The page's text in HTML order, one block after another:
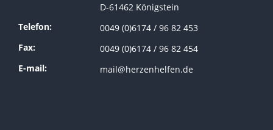
D-61462 Königstein
Telefon:
0049 (0)6174 / 96 82 453
Fax:
0049 (0)6174 / 96 82 454
E-mail:
mail@herzenhelfen.de